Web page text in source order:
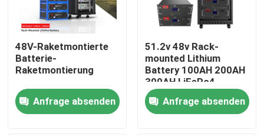
Heim
48V-Raketmontierte
Batterie-
Raketmontierung
Anfrage absenden
51.2v 48v Rack-
mounted Lithium
Battery 100AH 200AH
300AH LiFePo4
Battery Energy
Storage Lithium
Battery
Anfrage absenden